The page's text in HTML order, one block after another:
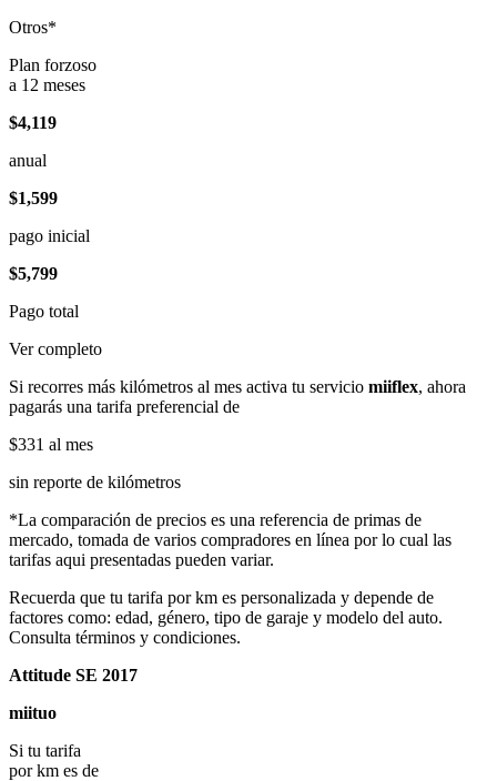
Otros*
Plan forzoso
a 12 meses
$4,119
anual
$1,599
pago inicial
$5,799
Pago total
Ver completo
Si recorres más kilómetros al mes activa tu servicio miiflex, ahora
pagarás una tarifa preferencial de
$331 al mes
sin reporte de kilómetros
*La comparación de precios es una referencia de primas de
mercado, tomada de varios compradores en línea por lo cual las
tarifas aqui presentadas pueden variar.
Recuerda que tu tarifa por km es personalizada y depende de
factores como: edad, género, tipo de garaje y modelo del auto.
Consulta términos y condiciones.
Attitude SE 2017
miituo
Si tu tarifa
por km es de